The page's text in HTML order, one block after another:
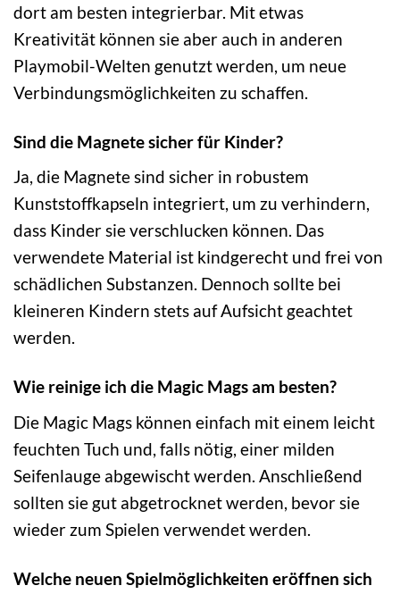
dort am besten integrierbar. Mit etwas
Kreativität können sie aber auch in anderen
Playmobil-Welten genutzt werden, um neue
Verbindungsmöglichkeiten zu schaffen.
Sind die Magnete sicher für Kinder?
Ja, die Magnete sind sicher in robustem
Kunststoffkapseln integriert, um zu verhindern,
dass Kinder sie verschlucken können. Das
verwendete Material ist kindgerecht und frei von
schädlichen Substanzen. Dennoch sollte bei
kleineren Kindern stets auf Aufsicht geachtet
werden.
Wie reinige ich die Magic Mags am besten?
Die Magic Mags können einfach mit einem leicht
feuchten Tuch und, falls nötig, einer milden
Seifenlauge abgewischt werden. Anschließend
sollten sie gut abgetrocknet werden, bevor sie
wieder zum Spielen verwendet werden.
Welche neuen Spielmöglichkeiten eröffnen sich